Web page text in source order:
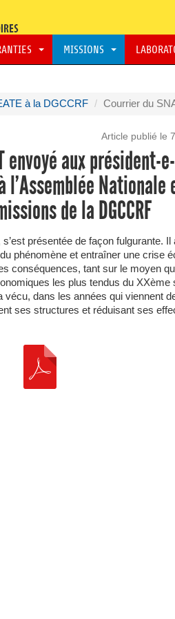
MISSIONS
à la DGCCRF Courrier du
Article publié le
envoyé aux président-
Nationale
de la DGCCRF
présentée de façon fulgurante. Il
phénomène et entraîner une crise
conséquences, tant sur le moyen
les plus tendus du XXème
dans les années qui viennent
ses structures et réduisant ses